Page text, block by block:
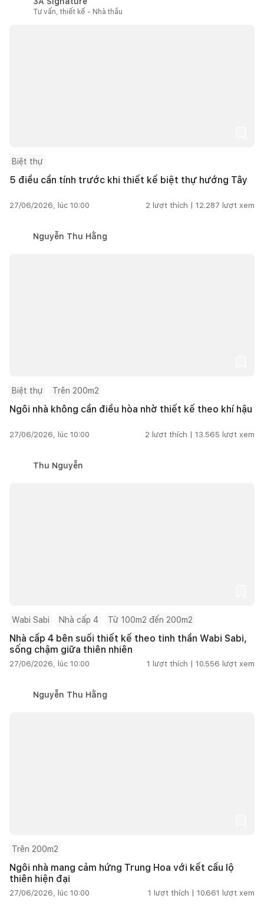
Tư vấn, thiết kế - Nhà thầu
Biệt thự
5 điều cần tính trước khi thiết kế biệt thự hướng Tây
27/06/2026, lúc 10:00 2 lượt thích | 12.287 lượt xem
Nguyễn Thu Hằng
Biệt thự Trên 200m2
Ngôi nhà không cần điều hòa nhờ thiết kế theo khí hậu
27/06/2026, lúc 10:00 2 lượt thích | 13.565 lượt xem
Thu Nguyễn
Wabi Sabi Nhà cấp 4 Từ 100m2 đến 200m2
Nhà cấp 4 bên suối thiết kế theo tinh thần Wabi Sabi,
sống chậm giữa thiên nhiên
27/06/2026, lúc 10:00 1 lượt thích | 10.556 lượt xem
Nguyễn Thu Hằng
Trên 200m2
Ngôi nhà mang cảm hứng Trung Hoa với kết cấu lộ
thiên hiện đại
27/06/2026, lúc 10:00 1 lượt thích | 10.661 lượt xem